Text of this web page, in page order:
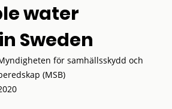
water
Sweden
för samhällsskydd och
(MSB)